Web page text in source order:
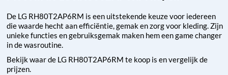
De LG RH80T2AP6RM is een uitstekende keuze voor iedereen
die waarde hecht aan efficiëntie, gemak en zorg voor kleding. Zijn
unieke functies en gebruiksgemak maken hem een game changer
in de wasroutine.
Bekijk waar de LG RH80T2AP6RM te koop is en vergelijk de
prijzen.